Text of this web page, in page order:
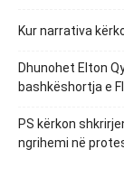
Kur narrativa
Dhunohet Elton
bashkëshortja e
PS kërkon
ngrihemi në